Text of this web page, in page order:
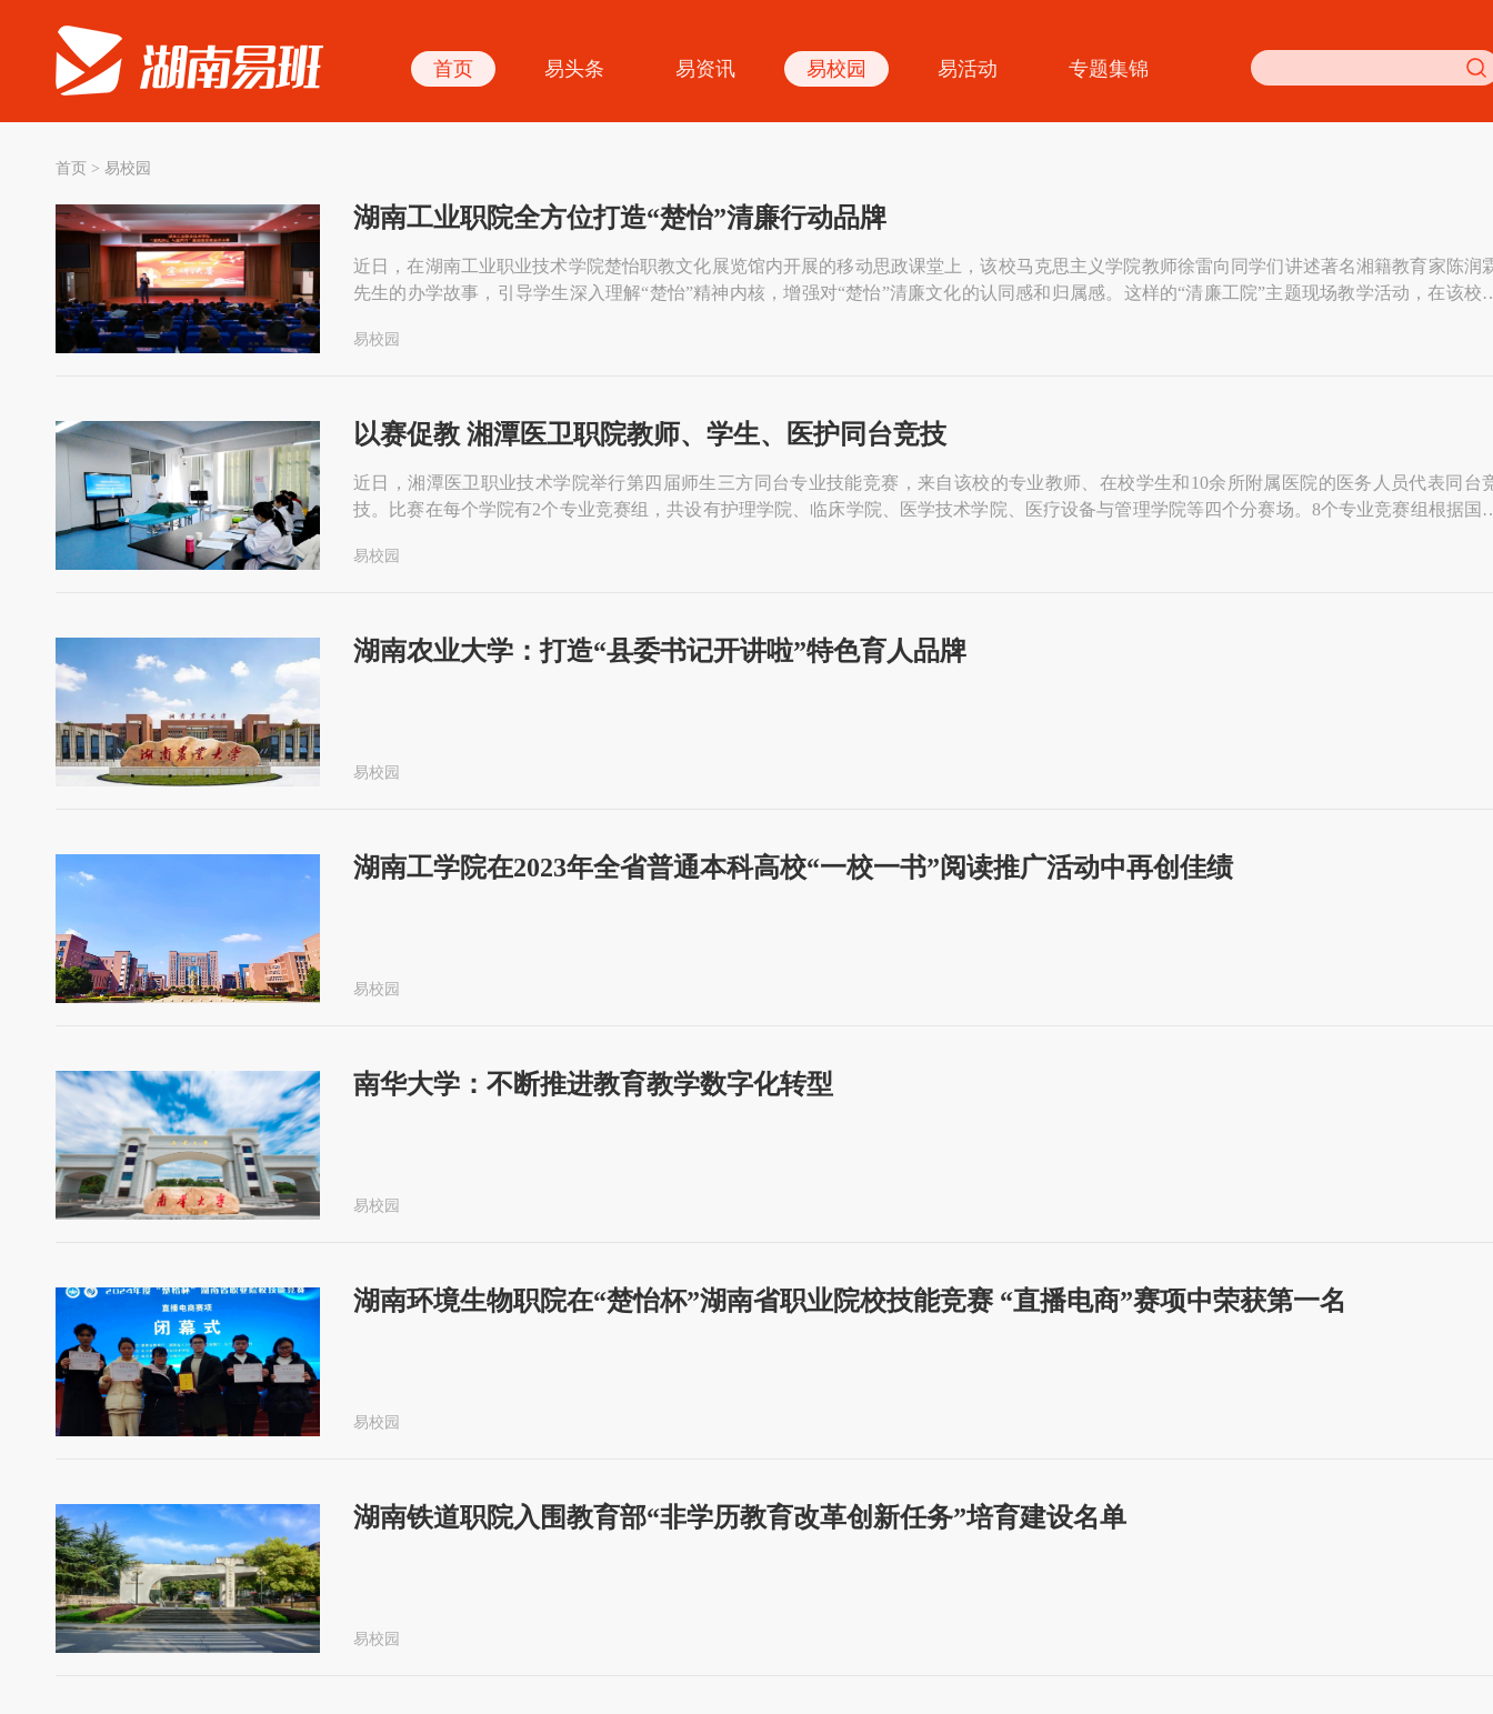
首页 易头条 易资讯 易校园 易活动 专题集锦
首页 > 易校园
湖南工业职院全方位打造“楚怡”清廉行动品牌
近日，在湖南工业职业技术学院楚怡职教文化展览馆内开展的移动思政课堂上，该校马克思主义学院教师徐雷向同学们讲述著名湘籍教育家陈润
先生的办学故事，引导学生深入理解“楚怡”精神内核，增强对“楚怡”清廉文化的认同感和归属感。这样的“清廉工院”主题现场教学活动，在该校
掘“楚怡”文化中的清廉元素，以“党风清明、校风清净、教风清正、学风清朗”四项工程为抓手有力有序推进“清廉工院”建设。截
易校园
以赛促教 湘潭医卫职院教师、学生、医护同台竞技
近日，湘潭医卫职业技术学院举行第四届师生三方同台专业技能竞赛，来自该校的专业教师、在校学生和10余所附属医院的医务人员代表同台
技。比赛在每个学院有2个专业竞赛组，共设有护理学院、临床学院、医学技术学院、医疗设备与管理学院等四个分赛场。8个专业竞赛组根据国
院专技人员和在校学生，在同一赛场，以同一套试题、同一组评委、同样的评分标准切磋技艺，这既是对师生职业技能的一次大检阅，更是
易校园
湖南农业大学：打造“县委书记开讲啦”特色育人品牌
易校园
湖南工学院在2023年全省普通本科高校“一校一书”阅读推广活动中再创佳绩
易校园
南华大学：不断推进教育教学数字化转型
易校园
湖南环境生物职院在“楚怡杯”湖南省职业院校技能竞赛 “直播电商”赛项中荣获第一名
易校园
湖南铁道职院入围教育部“非学历教育改革创新任务”培育建设名单
易校园